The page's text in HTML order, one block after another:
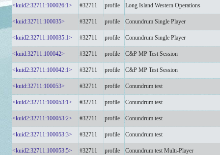
<kuid2:32711:100026:1>
#32711 profile Long Island Western Operations
<kuid:32711:100035> #32711 profile Conundrum Single Player
<kuid2:32711:100035:1> #32711 profile Conundrum Single Player
<kuid:32711:100042> #32711 profile C&P MP Test Session
<kuid2:32711:100042:1> #32711 profile C&P MP Test Session
<kuid:32711:100053> #32711 profile Conundrum test
<kuid2:32711:100053:1> #32711 profile Conundrum test
<kuid2:32711:100053:2> #32711 profile Conundrum test
<kuid2:32711:100053:3> #32711 profile Conundrum test
<kuid2:32711:100053:5> #32711 profile Conundrum test Multi-Player